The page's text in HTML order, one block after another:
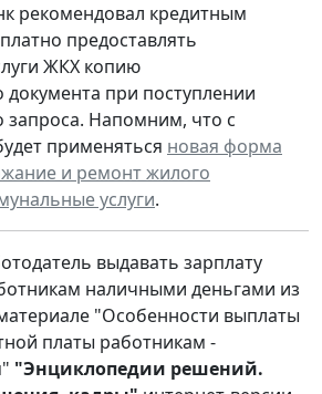
рекомендовал кредитным
предоставлять
ЖКХ копию
при поступлении
запроса. Напомним, что с
применяться новая форма
и ремонт жилого
услуги.
выдавать зарплату
наличными деньгами из
"Особенности выплаты
платы работникам -
"Энциклопедии решений.